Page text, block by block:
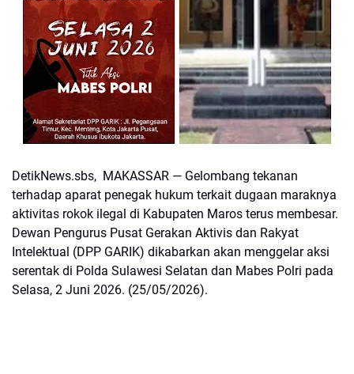
DetikNews.sbs, MAKASSAR — Gelombang tekanan
terhadap aparat penegak hukum terkait dugaan maraknya
aktivitas rokok ilegal di Kabupaten Maros terus membesar.
Dewan Pengurus Pusat Gerakan Aktivis dan Rakyat
Intelektual (DPP GARIK) dikabarkan akan menggelar aksi
serentak di Polda Sulawesi Selatan dan Mabes Polri pada
Selasa, 2 Juni 2026. (25/05/2026).